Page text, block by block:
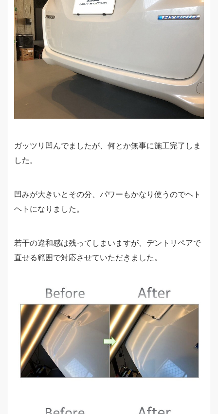
ガッツリ凹んでましたが、何とか無事に施工完了しま
した。
凹みが大きいとその分、パワーもかなり使うのでヘト
ヘトになりました。
若干の違和感は残ってしまいますが、デントリペアで
直せる範囲で対応させていただきました。